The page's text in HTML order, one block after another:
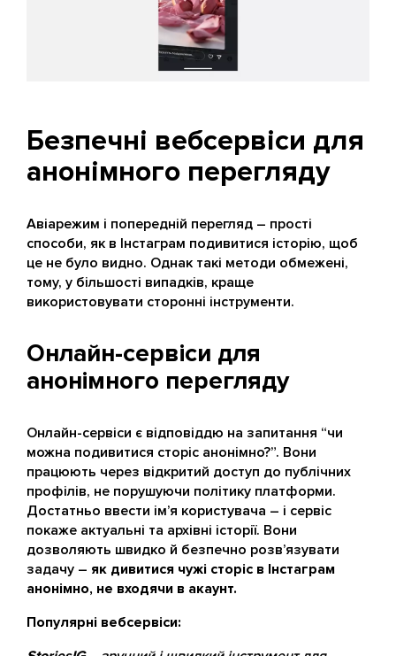
Безпечні вебсервіси для
анонімного перегляду
Авіарежим і попередній перегляд – прості
способи, як в Інстаграм подивитися історію, щоб
це не було видно. Однак такі методи обмежені,
тому, у більшості випадків, краще
використовувати сторонні інструменти.
Онлайн-сервіси для
анонімного перегляду
Онлайн-сервіси є відповіддю на запитання “чи
можна подивитися сторіс анонімно?”. Вони
працюють через відкритий доступ до публічних
профілів, не порушуючи політику платформи.
Достатньо ввести ім’я користувача – і сервіс
покаже актуальні та архівні історії. Вони
дозволяють швидко й безпечно розв’язувати
задачу – як дивитися чужі сторіс в Інстаграм
анонімно, не входячи в акаунт.
Популярні вебсервіси: